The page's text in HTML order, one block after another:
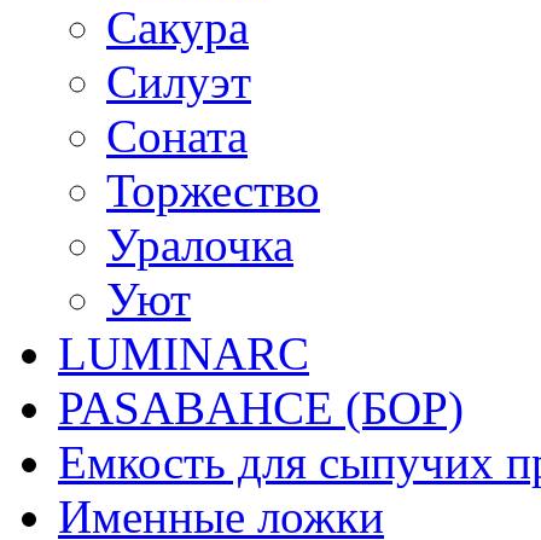
Сакура
Силуэт
Соната
Торжество
Уралочка
Уют
LUMINARC
PASABAHCE (БОР)
Емкость для сыпучих
Именные ложки